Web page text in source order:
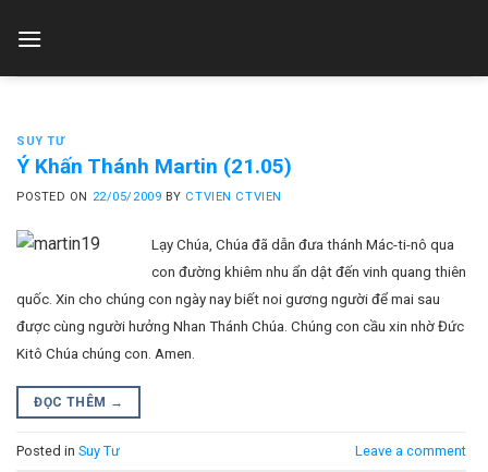
SUY TƯ
Ý Khấn Thánh Martin (21.05)
POSTED ON 22/05/2009 BY CTVIEN CTVIEN
Lạy Chúa, Chúa đã dẫn đưa thánh Mác-ti-nô qua
con đường khiêm nhu ẩn dật đến vinh quang thiên
quốc. Xin cho chúng con ngày nay biết noi gương người để mai sau
được cùng người hưởng Nhan Thánh Chúa. Chúng con cầu xin nhờ Đức
Kitô Chúa chúng con. Amen.
ĐỌC THÊM →
Posted in Suy Tư Leave a comment